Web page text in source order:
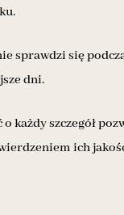
sprawdzi się
dni.
o każdy szczegół
ich